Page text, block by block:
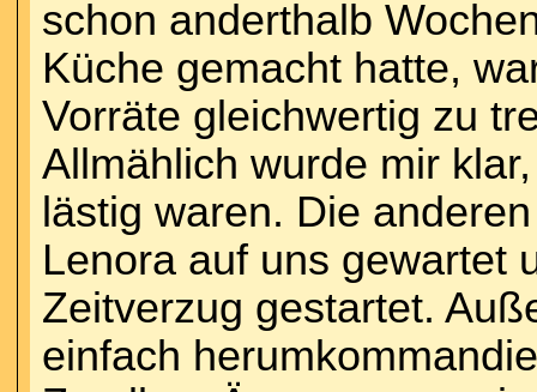
schon anderthalb
Küche gemacht hatte,
Vorräte gleichwertig zu
Allmählich wurde mir
lästig waren. Die
Lenora auf uns gewartet
Zeitverzug gestartet.
einfach